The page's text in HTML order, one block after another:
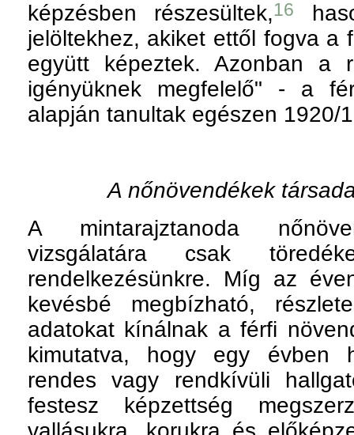
képzésben részesültek,16
jelöltekhez, akiket ettől fogva a
együtt képeztek. Azonban a
igényüknek megfelelő" - a
alapján tanultak egészen 1920/
A nőnövendékek
A mintarajztanoda
vizsgálatára csak
rendelkezésünkre. Míg az
kevésbé megbízható,
adatokat kínálnak a férfi
kimutatva, hogy egy évben
rendes vagy rendkívüli
festesz képzettség